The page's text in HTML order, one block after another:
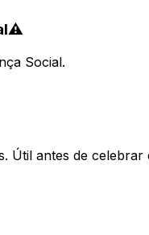
⚠️
Social.
Útil antes de celebrar